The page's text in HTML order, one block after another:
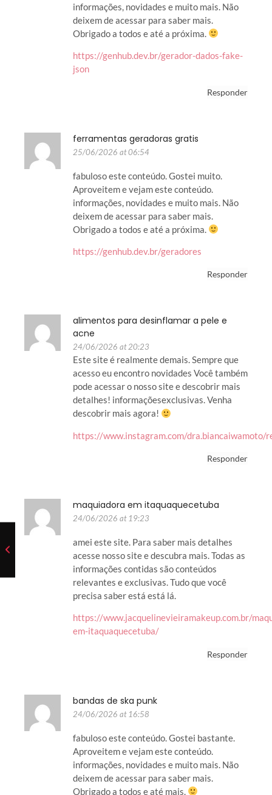
informações, novidades e muito mais. Não
deixem de acessar para saber mais.
Obrigado a todos e até a próxima.
https://genhub.dev.br/gerador-dados-fake-
json
Responder
ferramentas geradoras gratis
25/06/2026 at 06:54
fabuloso este conteúdo. Gostei muito.
Aproveitem e vejam este conteúdo.
informações, novidades e muito mais. Não
deixem de acessar para saber mais.
Obrigado a todos e até a próxima.
https://genhub.dev.br/geradores
Responder
alimentos para desinflamar a pele e
acne
24/06/2026 at 20:23
Este site é realmente demais. Sempre que
acesso eu encontro novidades Você também
pode acessar o nosso site e descobrir mais
detalhes! informaçõesexclusivas. Venha
descobrir mais agora!
https://www.instagram.com/dra.biancaiwamoto/
Responder
maquiadora em itaquaquecetuba
24/06/2026 at 19:23
amei este site. Para saber mais detalhes
acesse nosso site e descubra mais. Todas as
informações contidas são conteúdos
relevantes e exclusivas. Tudo que você
precisa saber está está lá.
https://www.jacquelinevieiramakeup.com.br/
em-itaquaquecetuba/
Responder
bandas de ska punk
24/06/2026 at 16:58
fabuloso este conteúdo. Gostei bastante.
Aproveitem e vejam este conteúdo.
informações, novidades e muito mais. Não
deixem de acessar para saber mais.
Obrigado a todos e até mais.